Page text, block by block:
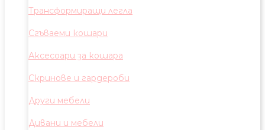
Трансформиращи легла
Сгъваеми кошари
Аксесоари за кошара
Скринове и гардероби
Други мебели
Дивани и мебели